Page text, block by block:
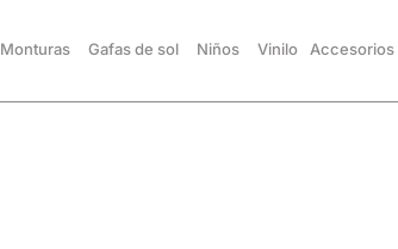
Monturas Gafas de sol Niños Vinilo Accesorios